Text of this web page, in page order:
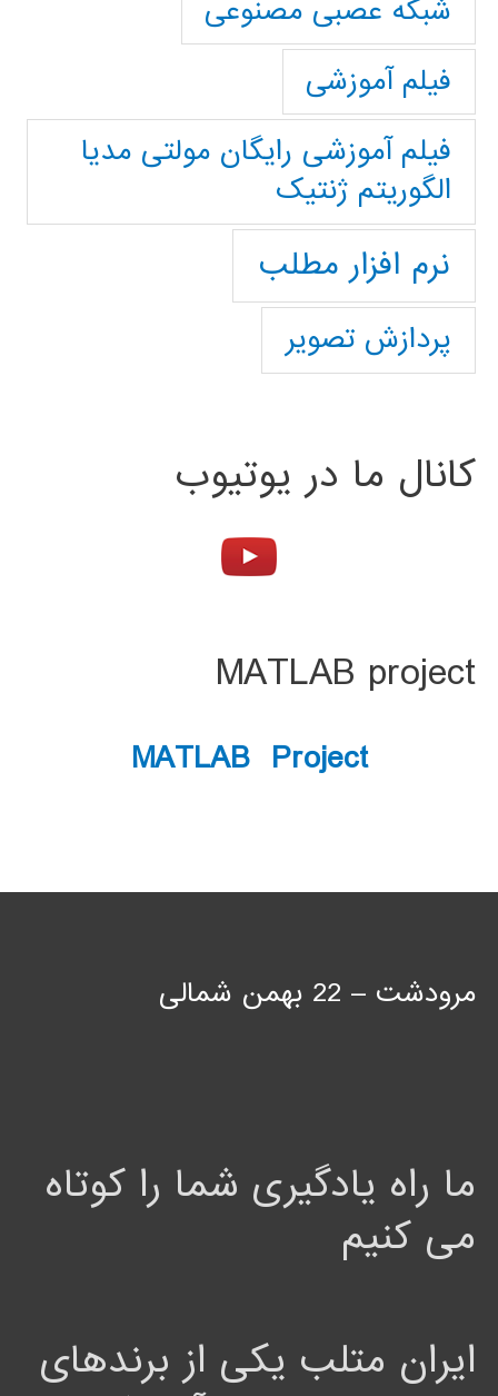
شبکه عصبی مصنوعی
فیلم آموزشی
فیلم آموزشی رایگان مولتی مدیا
الگوریتم ژنتیک
نرم افزار مطلب
پردازش تصویر
کانال ما در یوتیوب
MATLAB project
MATLAB Project
مرودشت – 22 بهمن شمالی
ما راه یادگیری شما را کوتاه
می کنیم
ایران متلب یکی از برندهای